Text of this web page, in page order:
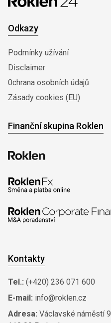
Odkazy
Podmínky užívání
Disclaimer
0chrana osobních údajů
Zásady cookies (EU)
Finanční skupina Roklen
Kontakty
Tel.: (+420) 236 071 600
E-mail: info@roklen.cz
Adresa: Václavské náměstí 9